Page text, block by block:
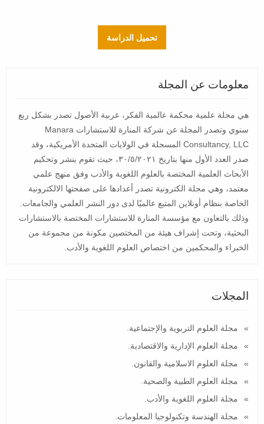
تحميل الدراسة
معلومات عن المجلة
هي مجلة علمية محكمة عالمية الفكر، عربية الأصول تصدر بشكل ربع
سنوي وتصدر المجلة عن شركة المنارة للاستشارات Manara
Consultancy, LLC المسجلة في الولايات المتحدة الأمريكية، وقد
صدر العدد الأول منها بتاريخ ٣٠/٥/٢٠٢١، حيث تقوم بنشر وتحكيم
الأبحاث العلمية المختصة بالعلوم اللغوية والأدب وفق منهج علمي
معتمد، وهي مجلة الكترونية تصدر أعدادها على صفحتها الالكترونية
الخاصة بنظام أونلاين المتبع عالميًا لدى دور النشر العلمي والجامعات.
وذلك بالتعاون مع مؤسسة المنارة للاستشارات المختصة بالاستشارات
البحثية، وتحت إشراف هيئة من المختصين مكونة من مجموعة من
الخبراء والمحكمين من اختصاص العلوم اللغوية والأدب.
المجلات
مجلة العلوم التربوية والإجتماعية.
مجلة العلوم الإدارية والاقتصادية.
مجلة العلوم الاسلامية والقانون.
مجلة العلوم الطبية والصحية.
مجلة العلوم اللغوية والأدب.
مجلة الهندسة وتكنولوجيا المعلومات.